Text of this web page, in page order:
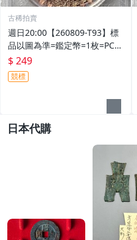
古稀拍賣
週日20:00【260809-T93】標
品以圖為準=鑑定幣=1枚=PCG
S PR70DCAM=2025年薩摩亞
倫敦風景精鑄20塞內銅幣
$ 249
競標
日本代購